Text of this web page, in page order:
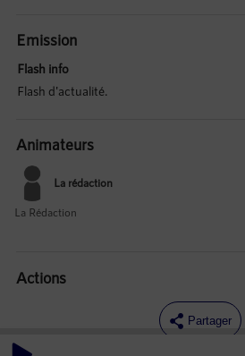
Emission
Flash info
Flash d'actualité.
Animateurs
La rédaction
La Rédaction
Actions
Partager